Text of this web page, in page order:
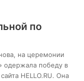
по
на церемонии
одержала победу в
HELLO.RU. Она